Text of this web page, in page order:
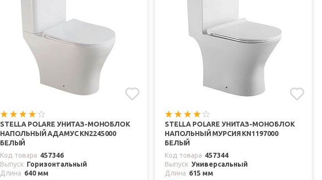
STELLA POLARE УНИТАЗ-МОНОБЛОК
НАПОЛЬНЫЙ АДАМУС KN2245000
БЕЛЫЙ
Код товара 457346
Выпуск Горизонтальный
Длина 640 мм
STELLA POLARE УНИТАЗ-МОНОБЛОК
НАПОЛЬНЫЙ МУРСИЯ KN1197000
БЕЛЫЙ
Код товара 457344
Выпуск Универсальный
Длина 615 мм